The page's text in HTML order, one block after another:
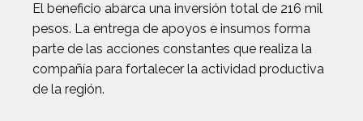
El beneficio abarca una inversión total de 216 mil
pesos. La entrega de apoyos e insumos forma
parte de las acciones constantes que realiza la
compañía para fortalecer la actividad productiva
de la región.